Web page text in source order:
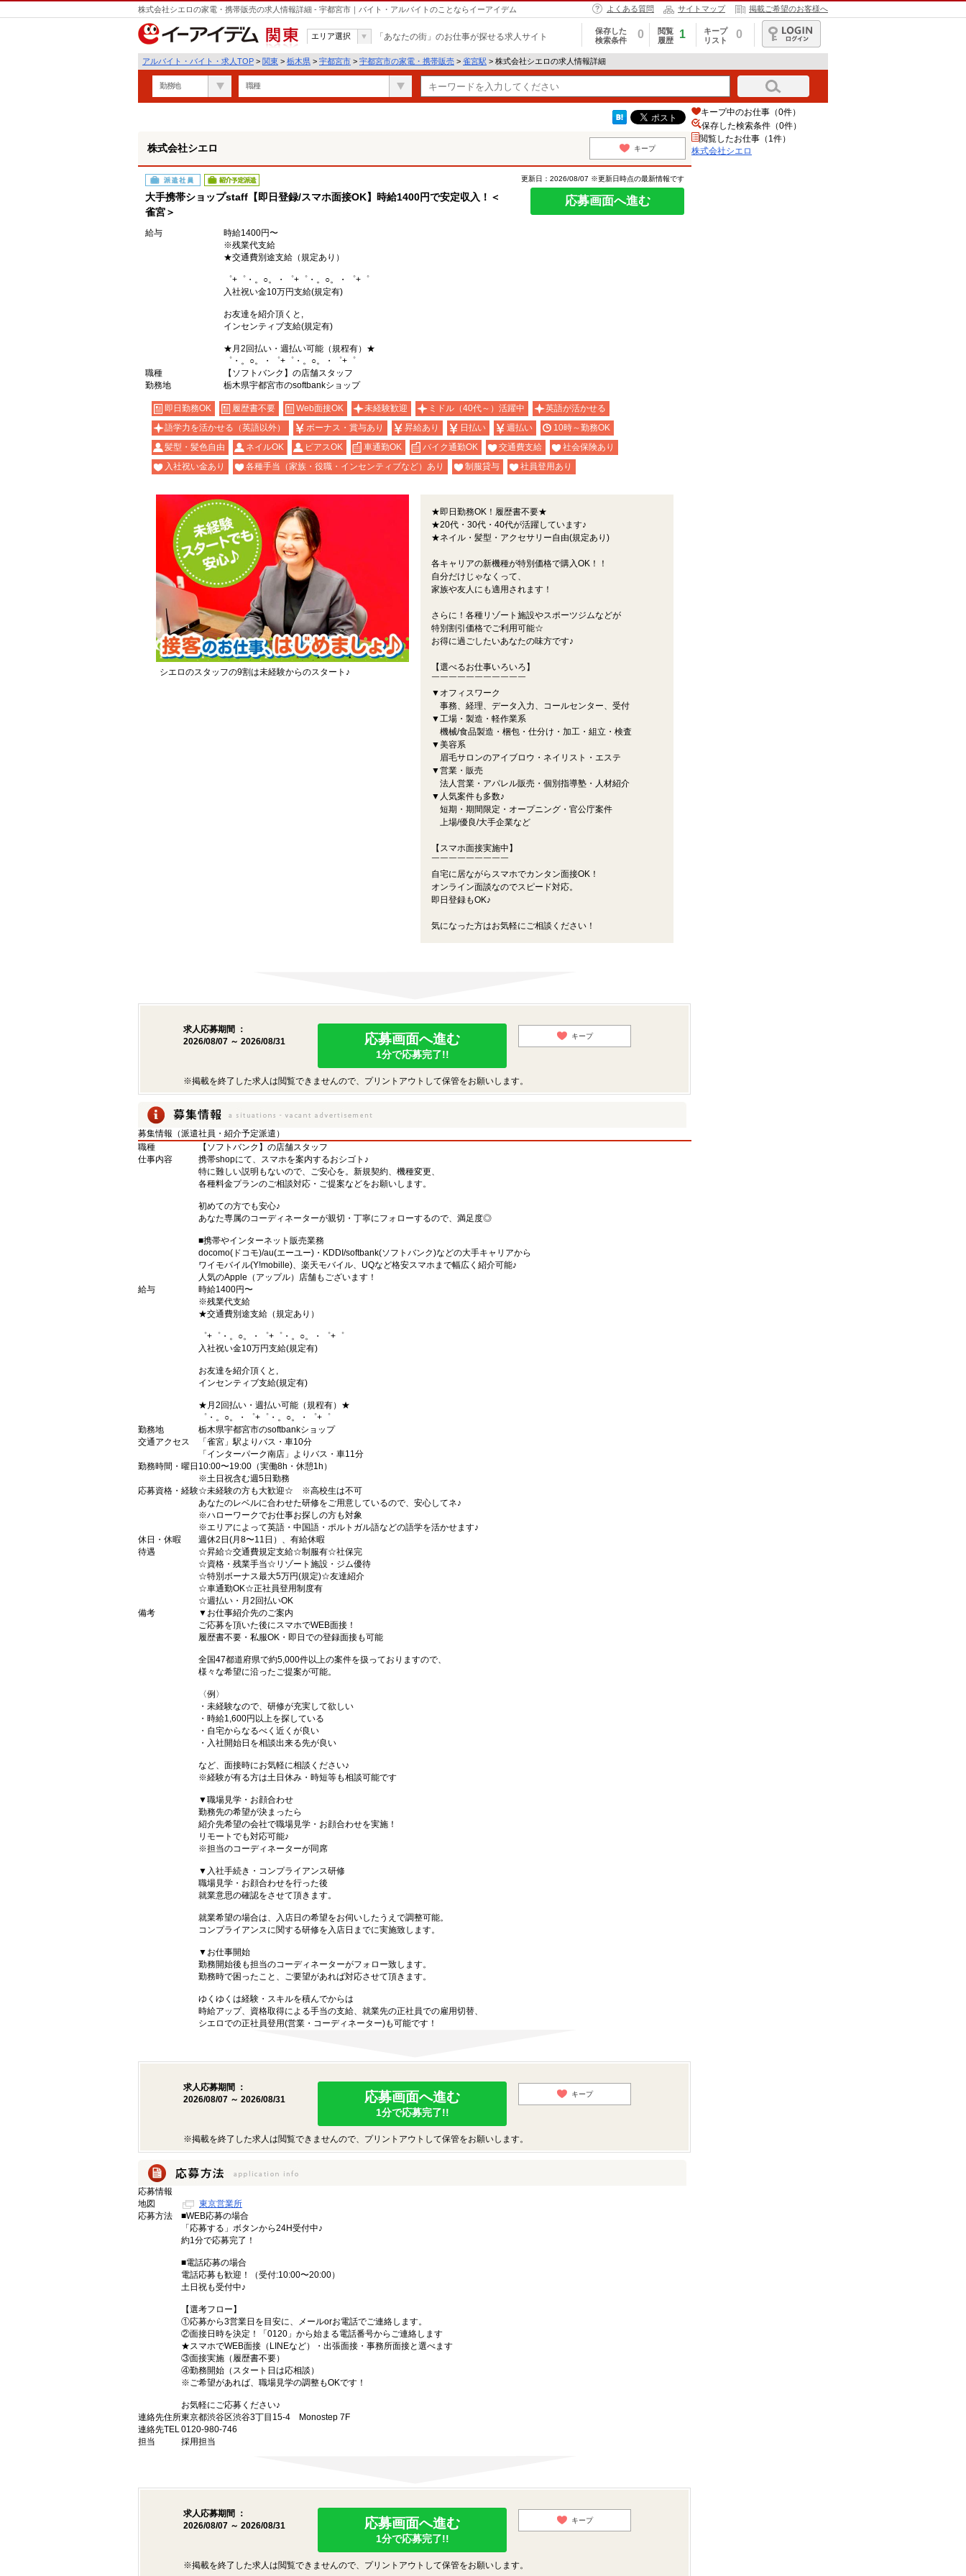
株式会社シエロの家電・携帯販売の求人情報詳細 - 宇都宮市｜バイト・アルバイトのことならイーアイデム よくある質問 サイトマップ 掲載ご希望のお客様へ
関東
エリア選択 「あなたの街」のお仕事が探せる求人サイト
保存した
検索条件
0
閲覧
履歴
1
キープ
リスト
0
ログイン
アルバイト・バイト・求人TOP > 関東 > 栃木県 > 宇都宮市 > 宇都宮市の家電・携帯販売 > 雀宮駅 > 株式会社シエロの求人情報詳細
勤務地 職種
遣
株式会社シエロ キープ
派遣社員 紹介予定派遣
大手携帯ショップstaff【即日登録/スマホ面接OK】時給1400円で安定収入！＜
雀宮＞
更新日：2026/08/07 ※更新日時点の最新情報です
応募画面へ進む
給与
時給1400円〜
※残業代支給
★交通費別途支給（規定あり）
゜+゜・。○。・゜+゜・。○。・゜+゜
入社祝い金10万円支給(規定有)
お友達を紹介頂くと,
インセンティブ支給(規定有)
★月2回払い・週払い可能（規程有）★
゜・。○。・゜+゜・。○。・゜+゜
職種
【ソフトバンク】の店舗スタッフ
勤務地
栃木県宇都宮市のsoftbankショップ
即日勤務OK 履歴書不要 Web面接OK 未経験歓迎 ミドル（40代～）活躍中
英語が活かせる
語学力を活かせる（英語以外）
ボーナス・賞与あり 昇給あり 日払い 週払い
10時～勤務OK
髪型・髪色自由
ネイルOK ピアスOK 車通勤OK バイク通勤OK 交通費支給
社会保険あり
入社祝い金あり
各種手当（家族・役職・インセンティブなど）あり 制服貸与 社員登用あり
シエロのスタッフの9割は未経験からのスタート♪
★即日勤務OK！履歴書不要★
★20代・30代・40代が活躍しています♪
★ネイル・髪型・アクセサリー自由(規定あり)
各キャリアの新機種が特別価格で購入OK！！
自分だけじゃなくって、
家族や友人にも適用されます！
さらに！各種リゾート施設やスポーツジムなどが
特別割引価格でご利用可能☆
お得に過ごしたいあなたの味方です♪
【選べるお仕事いろいろ】
￣￣￣￣￣￣￣￣￣￣￣
▼オフィスワーク
事務、経理、データ入力、コールセンター、受付
▼工場・製造・軽作業系
機械/食品製造・梱包・仕分け・加工・組立・検査
▼美容系
眉毛サロンのアイブロウ・ネイリスト・エステ
▼営業・販売
法人営業・アパレル販売・個別指導塾・人材紹介
▼人気案件も多数♪
短期・期間限定・オープニング・官公庁案件
上場/優良/大手企業など
【スマホ面接実施中】
￣￣￣￣￣￣￣￣￣
自宅に居ながらスマホでカンタン面接OK！
オンライン面談なのでスピード対応。
即日登録もOK♪
気になった方はお気軽にご相談ください！
求人応募期間 ：
2026/08/07 ～ 2026/08/31
応募画面へ進む
1分で応募完了!!
キープ
※掲載を終了した求人は閲覧できませんので、プリントアウトして保管をお願いします。
募集情報（派遣社員・紹介予定派遣）
職種
【ソフトバンク】の店舗スタッフ
仕事内容
携帯shopにて、スマホを案内するおシゴト♪
特に難しい説明もないので、ご安心を。新規契約、機種変更、
各種料金プランのご相談対応・ご提案などをお願いします。
初めての方でも安心♪
あなた専属のコーディネーターが親切・丁寧にフォローするので、満足度◎
■携帯やインターネット販売業務
docomo(ドコモ)/au(エーユー)・KDDI/softbank(ソフトバンク)などの大手キャリアから
ワイモバイル(Y!mobille)、楽天モバイル、UQなど格安スマホまで幅広く紹介可能♪
人気のApple（アップル）店舗もございます！
給与
時給1400円〜
※残業代支給
★交通費別途支給（規定あり）
゜+゜・。○。・゜+゜・。○。・゜+゜
入社祝い金10万円支給(規定有)
お友達を紹介頂くと,
インセンティブ支給(規定有)
★月2回払い・週払い可能（規程有）★
゜・。○。・゜+゜・。○。・゜+゜
勤務地
栃木県宇都宮市のsoftbankショップ
交通アクセス
「雀宮」駅よりバス・車10分
「インターパーク南店」よりバス・車11分
勤務時間・曜日 10:00〜19:00（実働8h・休憩1h）
※土日祝含む週5日勤務
応募資格・経験☆未経験の方も大歓迎☆ ※高校生は不可
あなたのレベルに合わせた研修をご用意しているので、安心してネ♪
※ハローワークでお仕事お探しの方も対象
※エリアによって英語・中国語・ポルトガル語などの語学を活かせます♪
休日・休暇
週休2日(月8〜11日）、有給休暇
待遇
☆昇給☆交通費規定支給☆制服有☆社保完
☆資格・残業手当☆リゾート施設・ジム優待
☆特別ボーナス最大5万円(規定)☆友達紹介
☆車通勤OK☆正社員登用制度有
☆週払い・月2回払いOK
備考
▼お仕事紹介先のご案内
ご応募を頂いた後にスマホでWEB面接！
履歴書不要・私服OK・即日での登録面接も可能
全国47都道府県で約5,000件以上の案件を扱っておりますので、
様々な希望に沿ったご提案が可能。
〈例〉
・未経験なので、研修が充実して欲しい
・時給1,600円以上を探している
・自宅からなるべく近くが良い
・入社開始日を相談出来る先が良い
など、面接時にお気軽に相談ください♪
※経験が有る方は土日休み・時短等も相談可能です
▼職場見学・お顔合わせ
勤務先の希望が決まったら
紹介先希望の会社で職場見学・お顔合わせを実施！
リモートでも対応可能♪
※担当のコーディネーターが同席
▼入社手続き・コンプライアンス研修
職場見学・お顔合わせを行った後
就業意思の確認をさせて頂きます。
就業希望の場合は、入店日の希望をお伺いしたうえで調整可能。
コンプライアンスに関する研修を入店日までに実施致します。
▼お仕事開始
勤務開始後も担当のコーディネーターがフォロー致します。
勤務時で困ったこと、ご要望があれば対応させて頂きます。
ゆくゆくは経験・スキルを積んでからは
時給アップ、資格取得による手当の支給、就業先の正社員での雇用切替、
シエロでの正社員登用(営業・コーディネーター)も可能です！
求人応募期間 ：
2026/08/07 ～ 2026/08/31
応募画面へ進む
1分で応募完了!!
キープ
※掲載を終了した求人は閲覧できませんので、プリントアウトして保管をお願いします。
応募情報
地図
東京営業所
応募方法
■WEB応募の場合
「応募する」ボタンから24H受付中♪
約1分で応募完了！
■電話応募の場合
電話応募も歓迎！（受付:10:00〜20:00）
土日祝も受付中♪
【選考フロー】
①応募から3営業日を目安に、メールorお電話でご連絡します。
②面接日時を決定！「0120」から始まる電話番号からご連絡します
★スマホでWEB面接（LINEなど）・出張面接・事務所面接と選べます
③面接実施（履歴書不要）
④勤務開始（スタート日は応相談）
※ご希望があれば、職場見学の調整もOKです！
お気軽にご応募ください♪
連絡先住所東京都渋谷区渋谷3丁目15-4 Monostep 7F
連絡先TEL0120-980-746
担当
採用担当
求人応募期間 ：
2026/08/07 ～ 2026/08/31
応募画面へ進む
1分で応募完了!!
キープ
※掲載を終了した求人は閲覧できませんので、プリントアウトして保管をお願いします。
キープ中のお仕事（0件）
保存した検索条件（0件）
閲覧したお仕事（1件）
株式会社シエロ